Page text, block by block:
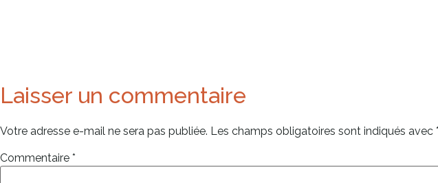
Laisser un commentaire
Votre adresse e-mail ne sera pas publiée. Les champs obligatoires sont indiqués avec *
Commentaire *